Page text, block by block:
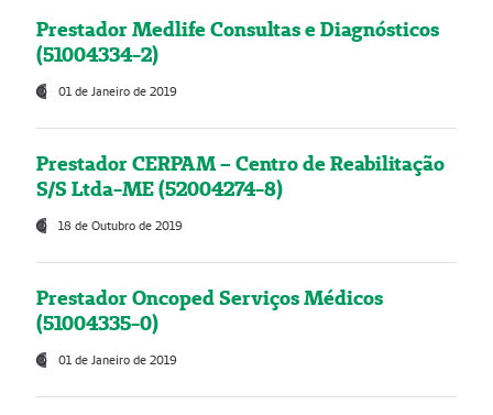
Prestador Medlife Consultas e Diagnósticos
(51004334-2)
01 de Janeiro de 2019
Prestador CERPAM – Centro de Reabilitação
S/S Ltda-ME (52004274-8)
18 de Outubro de 2019
Prestador Oncoped Serviços Médicos
(51004335-0)
01 de Janeiro de 2019